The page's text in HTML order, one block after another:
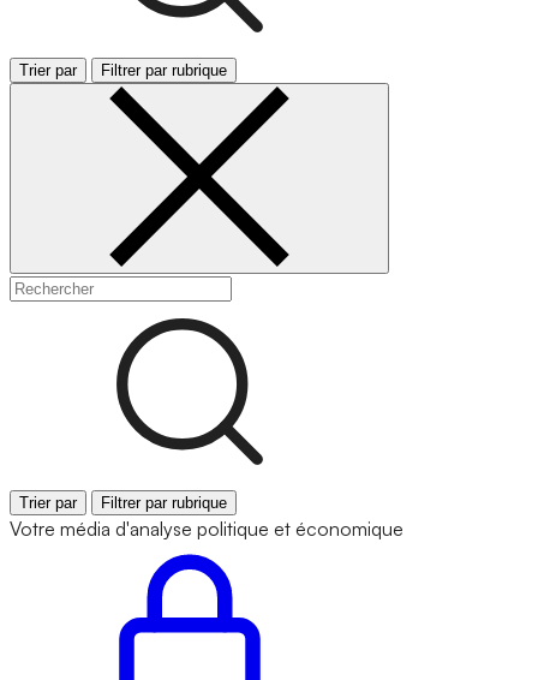
Trier par Filtrer par rubrique
Trier par Filtrer par rubrique
Votre média d'analyse politique et économique